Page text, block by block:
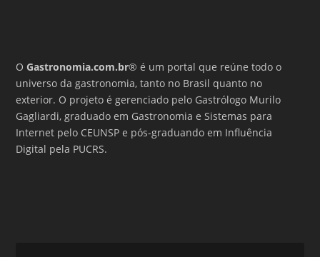
OGastronomia.com.br® é um portal que reúne todo o
universo da gastronomia, tanto no Brasil quanto no
exterior. O projeto é gerenciado pelo Gastrólogo Murilo
Gagliardi, graduado em Gastronomia e Sistemas para
Internet pelo CEUNSP e pós-graduando em Influência
Digital pela PUCRS.